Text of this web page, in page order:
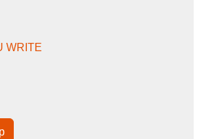
WRITE